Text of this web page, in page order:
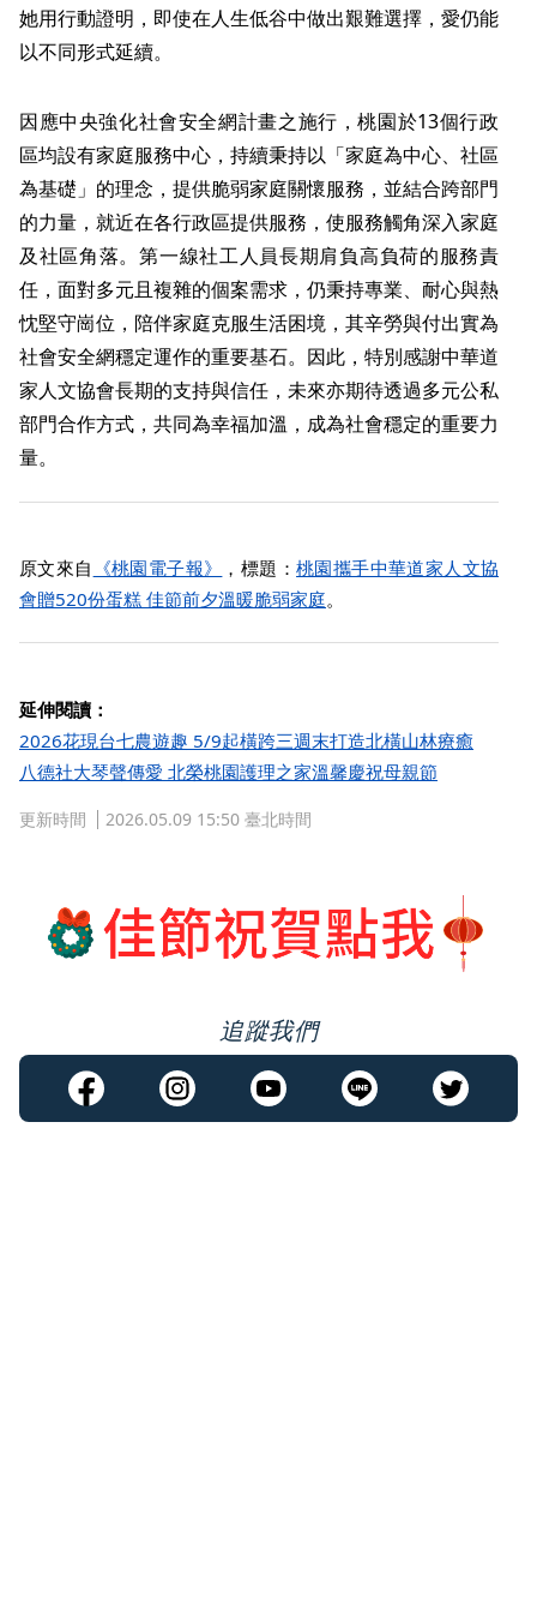
她用行動證明，即使在人生低谷中做出艱難選擇，愛仍能
以不同形式延續。
因應中央強化社會安全網計畫之施行，桃園於13個行政
區均設有家庭服務中心，持續秉持以「家庭為中心、社區
為基礎」的理念，提供脆弱家庭關懷服務，並結合跨部門
的力量，就近在各行政區提供服務，使服務觸角深入家庭
及社區角落。第一線社工人員長期肩負高負荷的服務責
任，面對多元且複雜的個案需求，仍秉持專業、耐心與熱
忱堅守崗位，陪伴家庭克服生活困境，其辛勞與付出實為
社會安全網穩定運作的重要基石。因此，特別感謝中華道
家人文協會長期的支持與信任，未來亦期待透過多元公私
部門合作方式，共同為幸福加溫，成為社會穩定的重要力
量。
原文來自 《桃園電子報》 ，標題：桃園攜手中華道家人文協
會贈520份蛋糕 佳節前夕溫暖脆弱家庭。
延伸閱讀：
2026花現台七農遊趣 5/9起橫跨三週末打造北橫山林療癒
八德社大琴聲傳愛 北榮桃園護理之家溫馨慶祝母親節
更新時間 2026.05.09 15:50 臺北時間
追蹤我們